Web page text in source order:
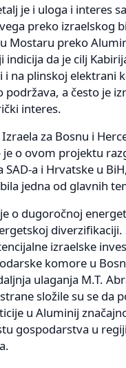
je i uloga i interes
preko izraelskog
Mostaru preko
indicija da je cilj
i na plinskoj elektrani
a često je
interes.
za Bosnu i
je o ovom projektu
a i Hrvatske u
jedna od glavnih
o dugoročnoj
diverzifikaciji.
izraelske
komore u
ulaganja M.T.
složile su se da
u Aluminij
gospodarstva u